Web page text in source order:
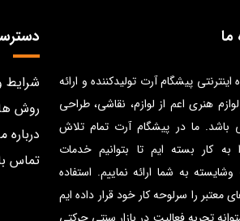
ما
اینترنتی پیشگام آرت تولیدکننده و ارائه
هنری اعم از لوازم، نقاشی، طراحی
باشد. ما در پیشگام آرت تمام تلاش
به کار بسته ایم تا بتوانیم خدمات
به شما ارائه نماییم. استفاده
معتبر را سرلوحه کار خود قرار داده ایم
شرایط
روش
درباره
تماس